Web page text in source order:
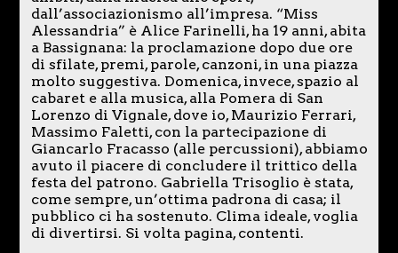
dall’associazionismo all’impresa. “Miss
Alessandria” è Alice Farinelli, ha 19 anni, abita
a Bassignana: la proclamazione dopo due ore
di sfilate, premi, parole, canzoni, in una piazza
molto suggestiva. Domenica, invece, spazio al
cabaret e alla musica, alla Pomera di San
Lorenzo di Vignale, dove io, Maurizio Ferrari,
Massimo Faletti, con la partecipazione di
Giancarlo Fracasso (alle percussioni), abbiamo
avuto il piacere di concludere il trittico della
festa del patrono. Gabriella Trisoglio è stata,
come sempre, un’ottima padrona di casa; il
pubblico ci ha sostenuto. Clima ideale, voglia
di divertirsi. Si volta pagina, contenti.